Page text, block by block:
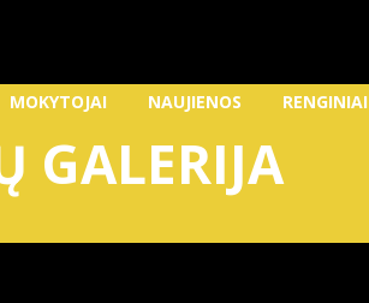
MOKYTOJAI NAUJIENOS RENGINIAI
GALERIJA